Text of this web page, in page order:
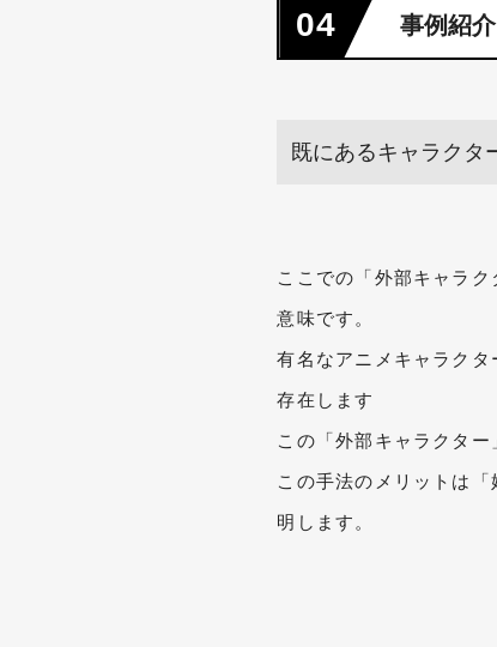
04 事例紹
既にあるキャラクタ
ここでの「外部キャラ
意味です。
有名なアニメキャラク
存在します
この「外部キャラクタ
この手法のメリットは
明します。